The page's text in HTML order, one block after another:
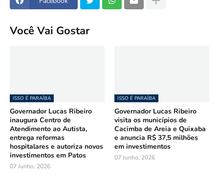
Você Vai Gostar
ISSO É PARAÍBA
Governador Lucas Ribeiro
inaugura Centro de
Atendimento ao Autista,
entrega reformas
hospitalares e autoriza novos
investimentos em Patos
07 Junho, 2026
ISSO É PARAÍBA
Governador Lucas Ribeiro
visita os municípios de
Cacimba de Areia e Quixaba
e anuncia R$ 37,5 milhões
em investimentos
07 Junho, 2026